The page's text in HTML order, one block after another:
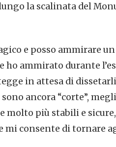
la scalinata del
e posso ammirare
ammirato durante
in attesa di
ancora “corte”,
molto più stabili e
mi consente di tornare